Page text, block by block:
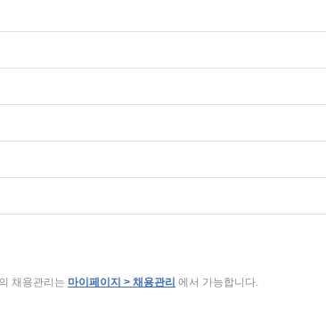
채용관리는 마이페이지 > 채용관리 에서 가능합니다.